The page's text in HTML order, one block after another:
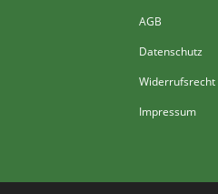
AGB
Datenschutz
Widerrufsrecht
Impressum